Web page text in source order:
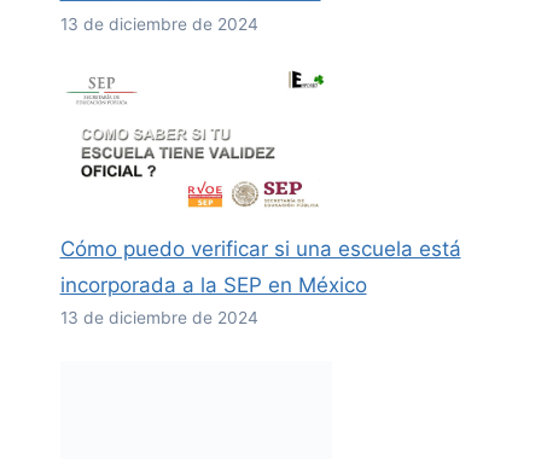
13 de diciembre de 2024
Cómo puedo verificar si una escuela está
incorporada a la SEP en México
13 de diciembre de 2024